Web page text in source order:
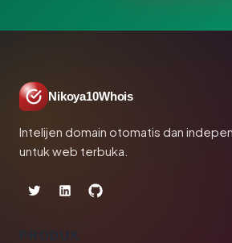
Nikoya10Whois
Intelijen domain otomatis dan
untuk web terbuka.
PRODUK